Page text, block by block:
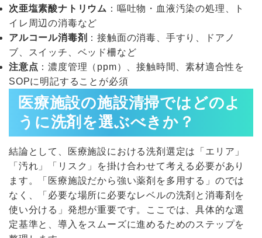
次亜塩素酸ナトリウム ：嘔吐物・血液汚染の処理、ト
イレ周辺の消毒など
アルコール消毒剤 ：接触面の消毒、手すり、ドアノ
ブ、スイッチ、ベッド柵など
注意点 ：濃度管理（ppm）、接触時間、素材適合性を
SOPに明記することが必須
医療施設の施設清掃ではどのよ
うに洗剤を選ぶべきか？
結論として、医療施設における洗剤選定は「エリア」
「汚れ」「リスク」を掛け合わせて考える必要があり
ます。「医療施設だから強い薬剤を多用する」のでは
なく、「必要な場所に必要なレベルの洗剤と消毒剤を
使い分ける」発想が重要です。ここでは、具体的な選
定基準と、導入をスムーズに進めるためのステップを